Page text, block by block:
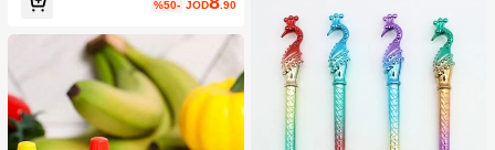
JOD .90
%50-